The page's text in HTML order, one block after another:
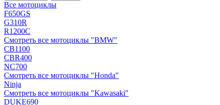
Все мотоциклы
F650GS
G310R
R1200C
Смотреть все мотоциклы "BMW"
CB1100
CBR400
NC700
Смотреть все мотоциклы "Honda"
Ninja
Смотреть все мотоциклы "Kawasaki"
DUKE690